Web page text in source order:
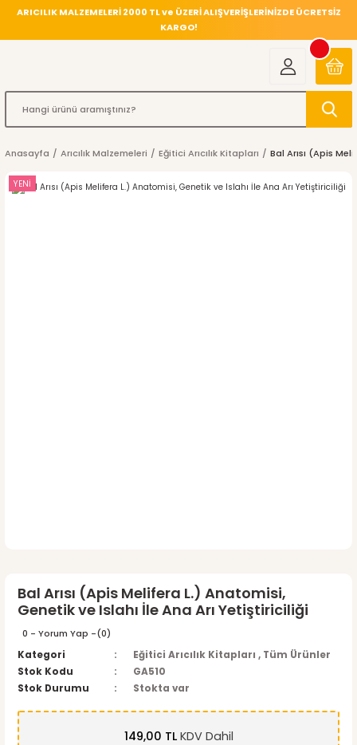
ARICILIK MALZEMELERİ 2000 TL ve ÜZERİ ALIŞVERİŞLERİNİZDE ÜCRETSİZ
KARGO!
Anasayfa Arıcılık Malzemeleri Eğitici Arıcılık Kitapları Bal Arısı (Apis
YENİ
Bal Arısı (Apis Melifera L.) Anatomisi,
Genetik ve Islahı İle Ana Arı Yetiştiriciliği
0 - Yorum Yap -(0)
Kategori
Eğitici Arıcılık Kitapları , Tüm Ürünler
Stok Kodu
GA510
Stok Durumu
Stokta var
149,00 TLKDV Dahil